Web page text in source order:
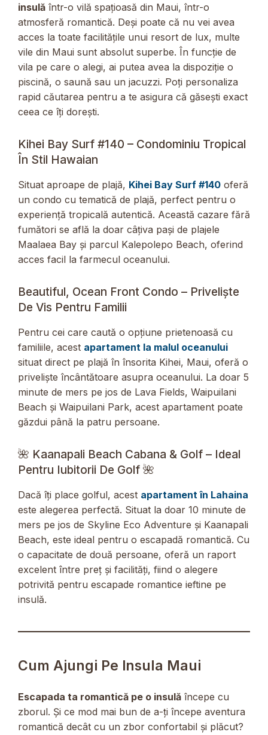
insulă într-o vilă spațioasă din Maui, într-o
atmosferă romantică. Deși poate că nu vei avea
acces la toate facilitățile unui resort de lux, multe
vile din Maui sunt absolut superbe. În funcție de
vila pe care o alegi, ai putea avea la dispoziție o
piscină, o saună sau un jacuzzi. Poți personaliza
rapid căutarea pentru a te asigura că găsești exact
ceea ce îți dorești.
Kihei Bay Surf #140 – Condominiu Tropical
În Stil Hawaian
Situat aproape de plajă, Kihei Bay Surf #140 oferă
un condo cu tematică de plajă, perfect pentru o
experiență tropicală autentică. Această cazare fără
fumători se află la doar câțiva pași de plajele
Maalaea Bay și parcul Kalepolepo Beach, oferind
acces facil la farmecul oceanului.
Beautiful, Ocean Front Condo – Priveliște
De Vis Pentru Familii
Pentru cei care caută o opțiune prietenoasă cu
familiile, acest apartament la malul oceanului
situat direct pe plajă în însorita Kihei, Maui, oferă o
priveliște încântătoare asupra oceanului. La doar 5
minute de mers pe jos de Lava Fields, Waipuilani
Beach și Waipuilani Park, acest apartament poate
găzdui până la patru persoane.
🌺 Kaanapali Beach Cabana & Golf – Ideal
Pentru Iubitorii De Golf 🌺
Dacă îți place golful, acest apartament în Lahaina
este alegerea perfectă. Situat la doar 10 minute de
mers pe jos de Skyline Eco Adventure și Kaanapali
Beach, este ideal pentru o escapadă romantică. Cu
o capacitate de două persoane, oferă un raport
excelent între preț și facilități, fiind o alegere
potrivită pentru escapade romantice ieftine pe
insulă.
Cum Ajungi Pe Insula Maui
Escapada ta romantică pe o insulă începe cu
zborul. Și ce mod mai bun de a-ți începe aventura
romantică decât cu un zbor confortabil și plăcut?